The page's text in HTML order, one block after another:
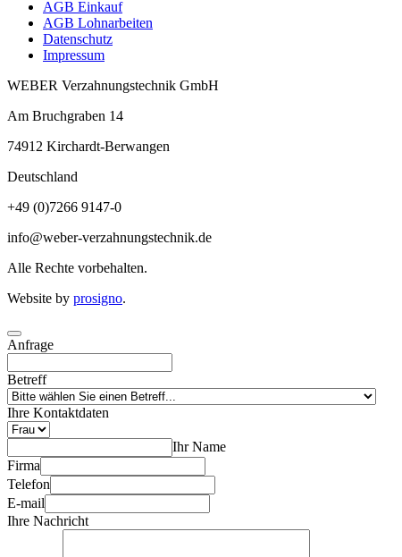
AGB Einkauf
AGB Lohnarbeiten
Datenschutz
Impressum
WEBER Verzahnungstechnik GmbH
Am Bruchgraben 14
74912 Kirchardt-Berwangen
Deutschland
+49 (0)7266 9147-0
info@weber-verzahnungstechnik.de
Alle Rechte vorbehalten.
Website by prosigno.
Anfrage
Betreff
Ihre Kontaktdaten
Ihr Name
Firma
Telefon
E-mail
Ihre Nachricht